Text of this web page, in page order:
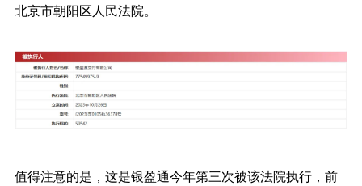
北京市朝阳区人民法院。
值得注意的是，这是银盈通今年第三次被该法院执行，前